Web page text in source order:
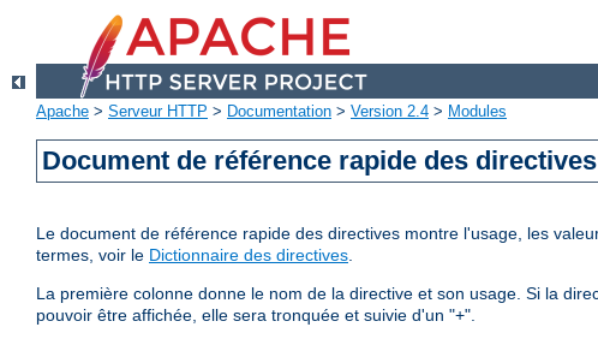
Apache > Serveur HTTP > Documentation > Version 2.4 > Modules
Document de référence rapide des directives
Le document de référence rapide des directives montre l'usage, les
termes, voir le Dictionnaire des directives.
La première colonne donne le nom de la directive et son usage. Si la
pouvoir être affichée, elle sera tronquée et suivie d'un "+".